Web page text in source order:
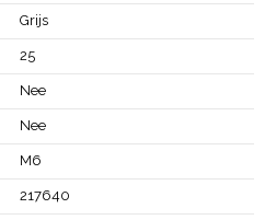
Grijs
25
Nee
Nee
M6
217640